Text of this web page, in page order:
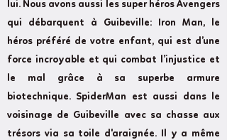
lui. Nous avons aussi les super héros Avengers
qui débarquent à Guibeville: Iron Man, le
héros préféré de votre enfant, qui est d’une
force incroyable et qui combat l’injustice et
le mal grâce à sa superbe armure
biotechnique. SpiderMan est aussi dans le
voisinage de Guibeville avec sa chasse aux
trésors via sa toile d'araignée. Il y a même